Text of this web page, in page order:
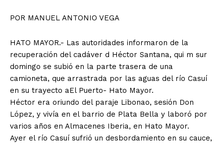
POR MANUEL ANTONIO VEGA
HATO MAYOR.- Las autoridades informaron de la
recuperación del cadáver d Héctor Santana, qui m sur
domingo se subió en la parte trasera de una
camioneta, que arrastrada por las aguas del río Casuí
en su trayecto aEl Puerto- Hato Mayor.
Héctor era oriundo del paraje Libonao, sesión Don
López, y vivía en el barrio de Plata Bella y laboró por
varios años en Almacenes Iberia, en Hato Mayor.
Ayer el río Casuí sufrió un desbordamiento en su cauce,